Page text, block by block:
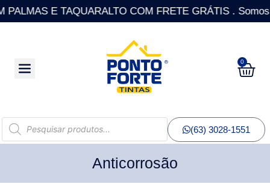
PALMAS E TAQUARALTO COM FRETE GRÁTIS .
0
(63) 3028-1551
Anticorrosão